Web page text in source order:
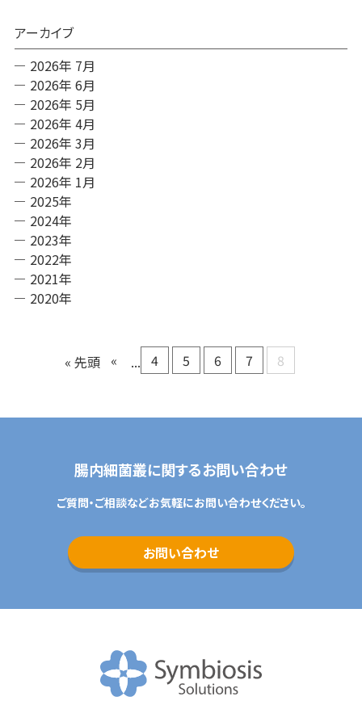
アーカイブ
2026年 7月
2026年 6月
2026年 5月
2026年 4月
2026年 3月
2026年 2月
2026年 1月
2025年
2024年
2023年
2022年
2021年
2020年
« 先頭 « ... 4 5 6 7 8
腸内細菌叢に関するお問い合わせ
ご質問・ご相談などお気軽にお問い合わせください。
お問い合わせ
会社情報